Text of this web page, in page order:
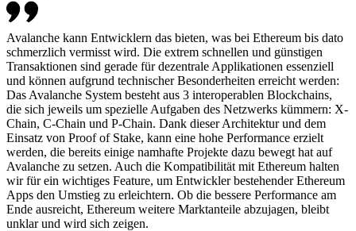
Avalanche kann Entwicklern das bieten, was bei Ethereum bis dato
schmerzlich vermisst wird. Die extrem schnellen und günstigen
Transaktionen sind gerade für dezentrale Applikationen essenziell
und können aufgrund technischer Besonderheiten erreicht werden:
Das Avalanche System besteht aus 3 interoperablen Blockchains,
die sich jeweils um spezielle Aufgaben des Netzwerks kümmern: X-
Chain, C-Chain und P-Chain. Dank dieser Architektur und dem
Einsatz von Proof of Stake, kann eine hohe Performance erzielt
werden, die bereits einige namhafte Projekte dazu bewegt hat auf
Avalanche zu setzen. Auch die Kompatibilität mit Ethereum halten
wir für ein wichtiges Feature, um Entwickler bestehender Ethereum
Apps den Umstieg zu erleichtern. Ob die bessere Performance am
Ende ausreicht, Ethereum weitere Marktanteile abzujagen, bleibt
unklar und wird sich zeigen.